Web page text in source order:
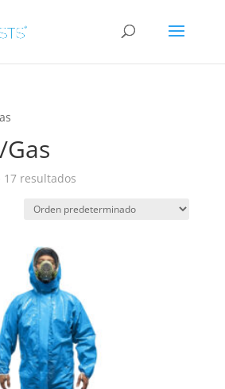
17 resultados